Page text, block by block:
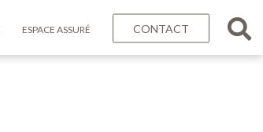
ESPACE ASSURÉ CONTACT